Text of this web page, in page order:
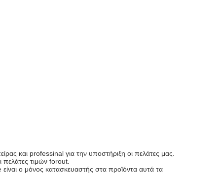
και professinal για την υποστήριξη οι πελάτες μας.
τιμών forout.
ο μόνος κατασκευαστής στα προϊόντα αυτά τα